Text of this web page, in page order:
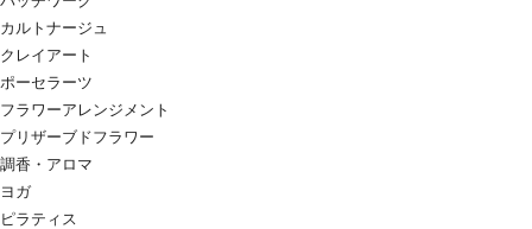
カルトナージュ
クレイアート
ポーセラーツ
フラワーアレンジメント
プリザーブドフラワー
調香・アロマ
ヨガ
ピラティス